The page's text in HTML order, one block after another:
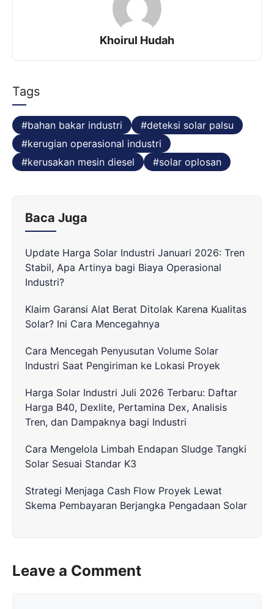
k
g
e
s
A
p
p
Khoirul Hudah
Tags
bahan bakar industri
deteksi solar palsu
kerugian operasional industri
kerusakan mesin diesel
solar oplosan
Baca Juga
Update Harga Solar Industri Januari 2026: Tren
Stabil, Apa Artinya bagi Biaya Operasional
Industri?
Klaim Garansi Alat Berat Ditolak Karena Kualitas
Solar? Ini Cara Mencegahnya
Cara Mencegah Penyusutan Volume Solar
Industri Saat Pengiriman ke Lokasi Proyek
Harga Solar Industri Juli 2026 Terbaru: Daftar
Harga B40, Dexlite, Pertamina Dex, Analisis
Tren, dan Dampaknya bagi Industri
Cara Mengelola Limbah Endapan Sludge Tangki
Solar Sesuai Standar K3
Strategi Menjaga Cash Flow Proyek Lewat
Skema Pembayaran Berjangka Pengadaan Solar
Leave a Comment